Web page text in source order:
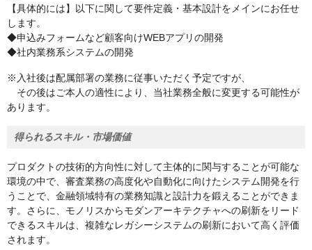
【具体的には】以下に関して要件定義・基本設計をメインにお任せ
します。
◆申込みフォームなど顧客向けWEBアプリの開発
◆社内業務系システムの開発
※入社後は配属部署の業務に従事いただく予定ですが、
その後はご本人の適性により、当社業務全般に変更する可能性が
あります。
得られるスキル・市場価値
プロダクトの技術的方向性に対して主体的に関与することが可能な
環境の中で、審査業務の高度化や自動化に向けたシステム開発を行
うことで、金融領域特有の業務知識と設計力を鍛えることができま
す。さらに、モノリスからモダンアーキテクチャへの刷新をリード
できるスキルは、複雑なレガシーシステムの刷新において高く評価
されます。